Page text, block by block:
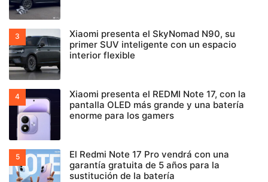
Xiaomi presenta el SkyNomad N90, su
primer SUV inteligente con un espacio
interior flexible
Xiaomi presenta el REDMI Note 17, con la
pantalla OLED más grande y una batería
enorme para los gamers
El Redmi Note 17 Pro vendrá con una
garantía gratuita de 5 años para la
sustitución de la batería